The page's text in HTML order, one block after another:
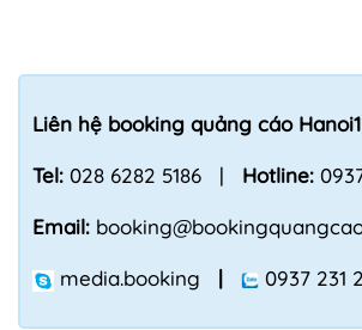
Liên hệ booking quảng cáo Hanoi1
Tel: 028 6282 5186 | Hotline:
Email:
media.booking | 0937 231